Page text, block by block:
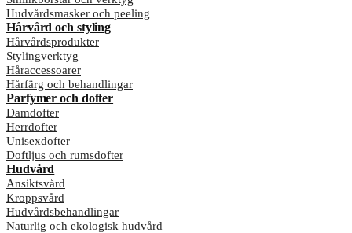
Hudvårdsmasker och peeling
Hårvård och styling
Hårvårdsprodukter
Stylingverktyg
Håraccessoarer
Hårfärg och behandlingar
Parfymer och dofter
Damdofter
Herrdofter
Unisexdofter
Doftljus och rumsdofter
Hudvård
Ansiktsvård
Kroppsvård
Hudvårdsbehandlingar
Naturlig och ekologisk hudvård